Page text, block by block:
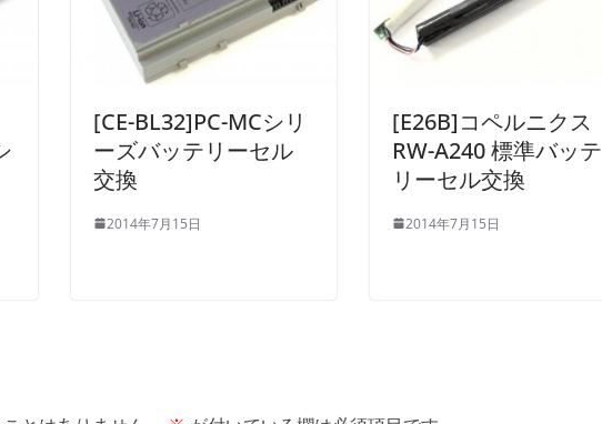
[CE-BL32]PC-MCシリ
ーズバッテリーセル
交換
2014年7月15日
[E26B]コペルニクス
RW-A240 標準バッテ
リーセル交換
2014年7月15日